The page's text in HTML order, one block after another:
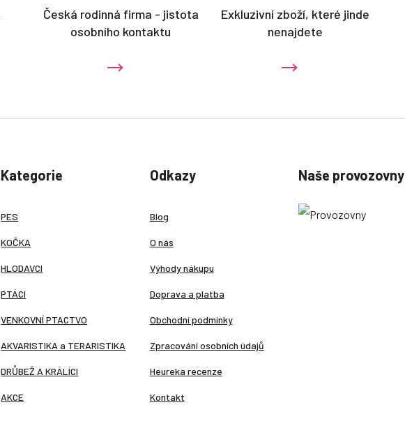
Česká rodinná firma - jistota
osobního kontaktu
Exkluzivní zboží, které jinde
nenajdete
Kategorie
PES
KOČKA
HLODAVCI
PTÁCI
VENKOVNÍ PTACTVO
AKVARISTIKA a TERARISTIKA
DRŮBEŽ A KRÁLÍCI
AKCE
Odkazy
Blog
O nás
Výhody nákupu
Doprava a platba
Obchodní podmínky
Zpracování osobních údajů
Heureka recenze
Kontakt
Naše provozovny